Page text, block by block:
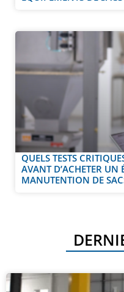
QUELS TESTS
AVANT D’ACHETER UN
MANUTENTION DE